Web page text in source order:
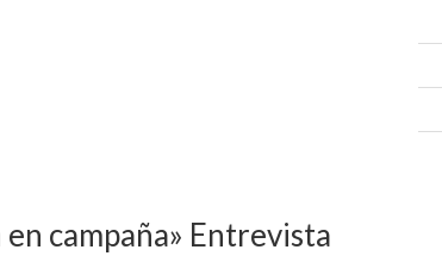
campaña» Entrevista